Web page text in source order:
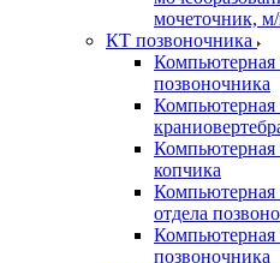
мочеточник,
КТ позвоночника
Компьютерная
позвоночника
Компьютерная
Компьютерная
копчика
Компьютерная
отдела
Компьютерная
позвоночника